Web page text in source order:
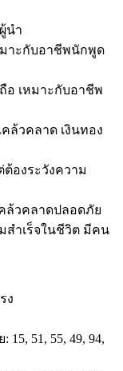
นำ
มาะกับอาชีพนักพูด
อ เหมาะกับอาชีพ
ล้วคลาด เงินทอง
ต้องระวังความ
ล้วคลาดปลอดภัย
สำเร็จในชีวิต มีคน
ง
51, 55, 49, 94,